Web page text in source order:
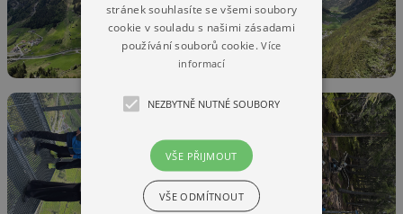
stránek souhlasíte se všemi soubory
cookie v souladu s našimi zásadami
používání souborů cookie.Více
informací
NEZBYTNĚ NUTNÉ SOUBORY
VŠE PŘIJMOUT
VŠE ODMÍTNOUT